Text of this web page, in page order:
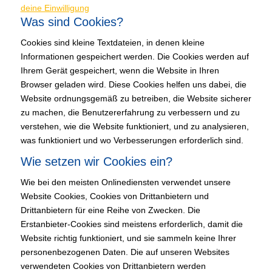
deine Einwilligung
Was sind Cookies?
Cookies sind kleine Textdateien, in denen kleine
Informationen gespeichert werden. Die Cookies werden auf
Ihrem Gerät gespeichert, wenn die Website in Ihren
Browser geladen wird. Diese Cookies helfen uns dabei, die
Website ordnungsgemäß zu betreiben, die Website sicherer
zu machen, die Benutzererfahrung zu verbessern und zu
verstehen, wie die Website funktioniert, und zu analysieren,
was funktioniert und wo Verbesserungen erforderlich sind.
Wie setzen wir Cookies ein?
Wie bei den meisten Onlinediensten verwendet unsere
Website Cookies, Cookies von Drittanbietern und
Drittanbietern für eine Reihe von Zwecken. Die
Erstanbieter-Cookies sind meistens erforderlich, damit die
Website richtig funktioniert, und sie sammeln keine Ihrer
personenbezogenen Daten. Die auf unseren Websites
verwendeten Cookies von Drittanbietern werden